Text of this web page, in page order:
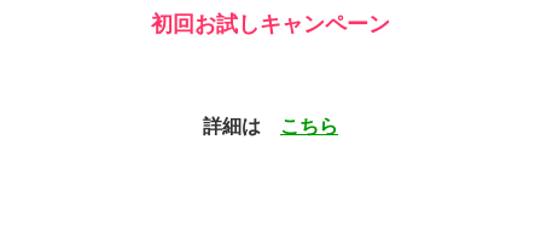
初回お試しキャンペーン
詳細は こちら